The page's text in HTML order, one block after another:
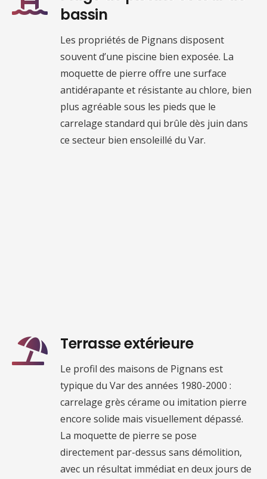
bassin
Les propriétés de Pignans disposent
souvent d’une piscine bien exposée. La
moquette de pierre offre une surface
antidérapante et résistante au chlore, bien
plus agréable sous les pieds que le
carrelage standard qui brûle dès juin dans
ce secteur bien ensoleillé du Var.
Terrasse extérieure
Le profil des maisons de Pignans est
typique du Var des années 1980-2000 :
carrelage grès cérame ou imitation pierre
encore solide mais visuellement dépassé.
La moquette de pierre se pose
directement par-dessus sans démolition,
avec un résultat immédiat en deux jours de